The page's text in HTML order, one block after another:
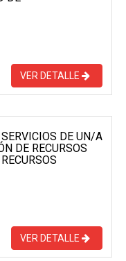
VER DETALLE
DE UN/A
DE RECURSOS
VER DETALLE